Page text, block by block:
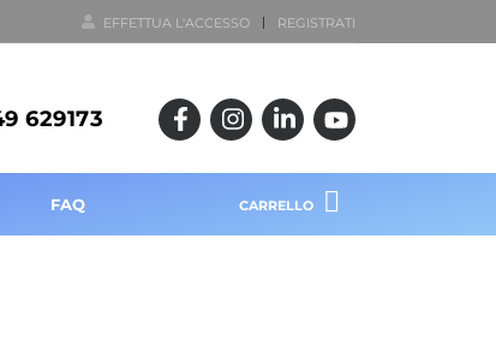
EFFETTUA L'ACCESSO REGISTRATI
629173
CARRELLO
FAQ